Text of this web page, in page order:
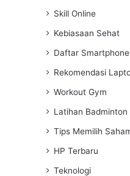
Skill Online
Kebiasaan Sehat
Daftar Smartphone
Rekomendasi
Workout Gym
Latihan Badminton
Tips Memilih
HP Terbaru
Teknologi